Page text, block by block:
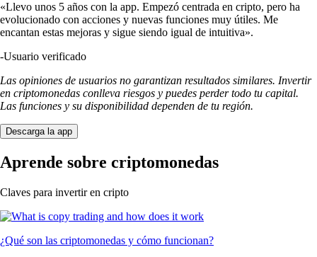
«Llevo unos 5 años con la app. Empezó centrada en cripto, pero ha
evolucionado con acciones y nuevas funciones muy útiles. Me
encantan estas mejoras y sigue siendo igual de intuitiva».
-Usuario verificado
Las opiniones de usuarios no garantizan resultados similares. Invertir
en criptomonedas conlleva riesgos y puedes perder todo tu capital.
Las funciones y su disponibilidad dependen de tu región.
Descarga la app
Aprende sobre criptomonedas
Claves para invertir en cripto
¿Qué son las criptomonedas y cómo funcionan?